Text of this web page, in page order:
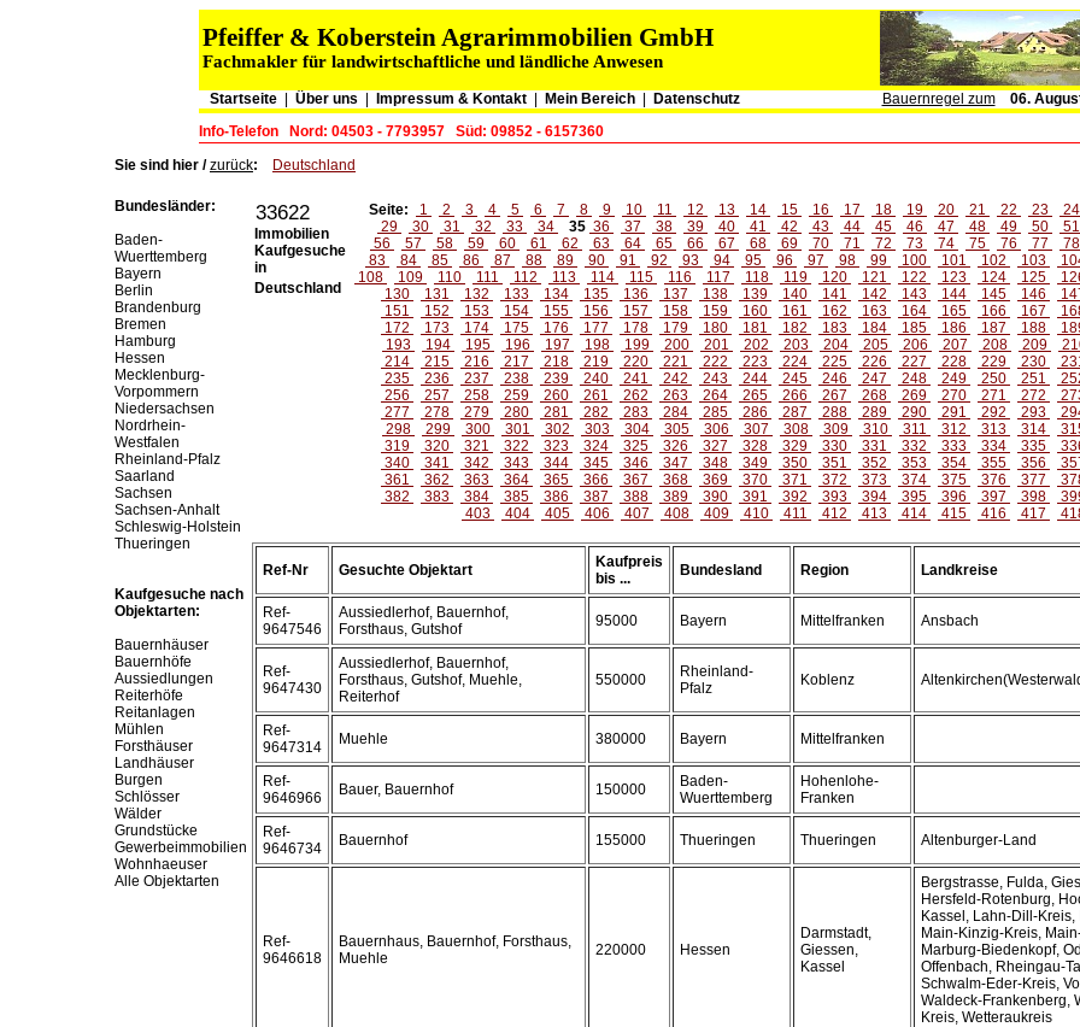
Pfeiffer & Koberstein Agrarimmobilien GmbH
Fachmakler für landwirtschaftliche und ländliche Anwesen
Startseite| Über uns Impressum & Kontakt| Mein Bereich Datenschutz Bauernregel zum
06.
Info-Telefon
Nord: 04503 - 7793957
Süd: 09852 - 6157360
Sie sind hier /zurück: Deutschland
Bundesländer:
Baden-
Wuerttemberg
Bayern
Berlin
Brandenburg
Bremen
Hamburg
Hessen
Mecklenburg-
Vorpommern
Niedersachsen
Nordrhein-
Westfalen
Rheinland-Pfalz
Saarland
Sachsen
Sachsen-Anhalt
Schleswig-Holstein
Thueringen
Kaufgesuche nach
Objektarten:
Bauernhäuser
Bauernhöfe
Aussiedlungen
Reiterhöfe
Reitanlagen
Mühlen
Forsthäuser
Landhäuser
Burgen
Schlösser
Wälder
Grundstücke
Gewerbeimmobilien
Wohnhaeuser
Alle Objektarten
33622
Immobilien
Kaufgesuche
in
Deutschland
Seite: 1 2 3 4 5 6 7 8 9 10 11 12 13 14 15 16 17 18 19 20 21 22 23
29
30 31 32 33 34 35 36 37 38 39 40 41 42 43 44 45 46 47 48 49 50
56
57 58 59 60 61 62 63 64 65 66 67 68 69 70 71 72 73 74 75 76 77
83
84 85 86 87 88 89 90 91 92 93 94 95 96 97 98 99 100 101 102 103
108
109 110 111 112 113 114 115 116 117 118 119 120 121 122 123 124 125
130
131 132 133 134 135 136 137 138 139 140 141 142 143 144 145 146
151
152 153 154 155 156 157 158 159 160 161 162 163 164 165 166 167
172
173 174 175 176 177 178 179 180 181 182 183 184 185 186 187 188
193
194 195 196 197 198 199 200 201 202 203 204 205 206 207 208 209
214
215 216 217 218 219 220 221 222 223 224 225 226 227 228 229 230
235
236 237 238 239 240 241 242 243 244 245 246 247 248 249 250 251
256
257 258 259 260 261 262 263 264 265 266 267 268 269 270 271 272
277
278 279 280 281 282 283 284 285 286 287 288 289 290 291 292 293
298
299 300 301 302 303 304 305 306 307 308 309 310 311 312 313 314
319
320 321 322 323 324 325 326 327 328 329 330 331 332 333 334 335
340
341 342 343 344 345 346 347 348 349 350 351 352 353 354 355 356
361
362 363 364 365 366 367 368 369 370 371 372 373 374 375 376 377
382
383 384 385 386 387 388 389 390 391 392 393 394 395 396 397 398
403
404 405 406 407 408 409 410 411 412 413 414 415 416 417
Ref-Nr Gesuchte Objektart
Kaufpreis
bis ...
Bundesland Region Landkreise
Ref-
9647546
Aussiedlerhof, Bauernhof,
Forsthaus, Gutshof
95000 Bayern Mittelfranken Ansbach
Ref-
9647430
Aussiedlerhof, Bauernhof,
Forsthaus, Gutshof, Muehle,
Reiterhof
550000
Rheinland-
Pfalz
Koblenz
Ref-
9647314
Muehle 380000 Bayern Mittelfranken
Ref-
9646966
Bauer, Bauernhof 150000
Baden-
Wuerttemberg
Hohenlohe-
Franken
Ref-
9646734
Bauernhof 155000 Thueringen Thueringen Altenburger-Land
Ref-
9646618
Bauernhaus, Bauernhof, Forsthaus,
Muehle
220000 Hessen
Darmstadt,
Giessen,
Kassel
Bergstrasse, Fulda,
Hersfeld-Rotenburg,
Kassel, Lahn-Dill-
Main-Kinzig-Kreis,
Marburg-Biedenkopf,
Offenbach, Rheingau-
Schwalm-Eder-Kreis,
Waldeck-Frankenberg,
Kreis, Wetteraukreis